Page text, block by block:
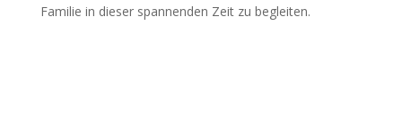
Familie in dieser spannenden Zeit zu begleiten.